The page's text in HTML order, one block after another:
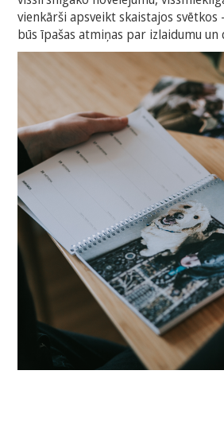
vienkārši apsveikt skaistajos svētkos
būs īpašas atmiņas par izlaidumu un